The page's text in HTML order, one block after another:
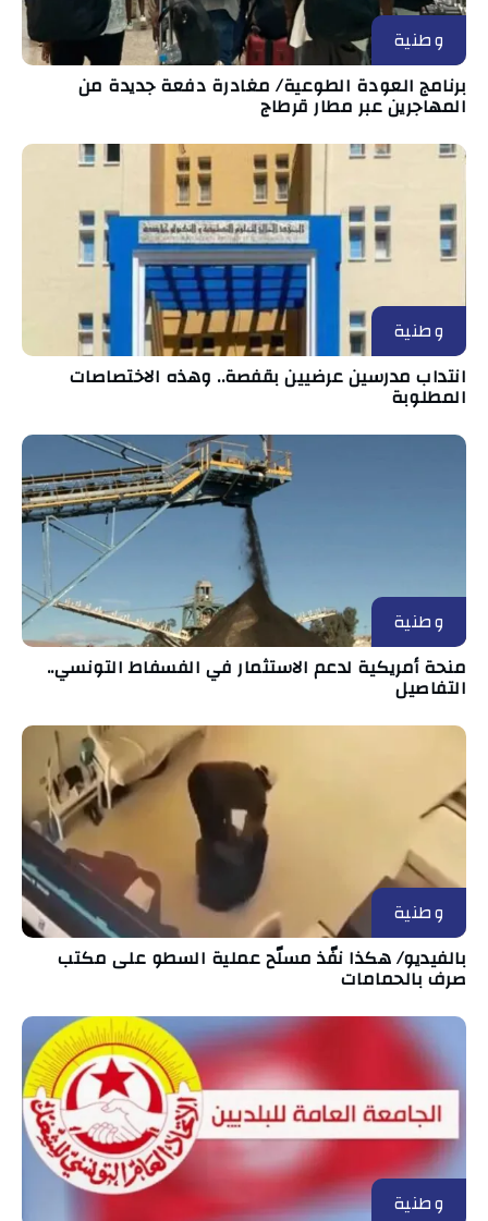
وطنية
برنامج العودة الطوعية/ مغادرة دفعة جديدة من
المهاجرين عبر مطار قرطاج
وطنية
انتداب مدرسين عرضيين بقفصة.. وهذه الاختصاصات
المطلوبة
وطنية
منحة أمريكية لدعم الاستثمار في الفسفاط التونسي..
التفاصيل
وطنية
بالفيديو/ هكذا نفّذ مسلّح عملية السطو على مكتب
صرف بالحمامات
وطنية